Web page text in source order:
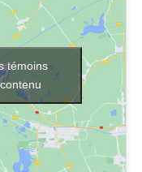
témoins